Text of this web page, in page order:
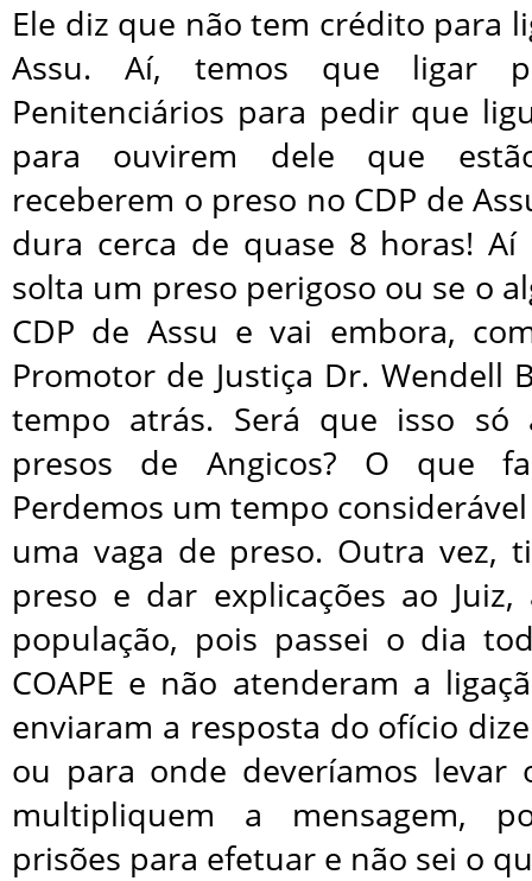
Ele diz que não tem crédito para
Assu. Aí, temos que ligar
Penitenciários para pedir que
para ouvirem dele que
receberem o preso no CDP de
dura cerca de quase 8 horas!
solta um preso perigoso ou se o
CDP de Assu e vai embora,
Promotor de Justiça Dr. Wendell
tempo atrás. Será que isso só
presos de Angicos? O que
Perdemos um tempo
uma vaga de preso. Outra vez,
preso e dar explicações ao
população, pois passei o dia
COAPE e não atenderam a
enviaram a resposta do ofício
ou para onde deveríamos levar
multipliquem a mensagem,
prisões para efetuar e não sei o